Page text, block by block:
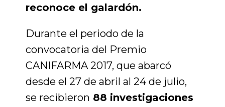
reconoce el galardón.
Durante el periodo de la
convocatoria del Premio
CANIFARMA 2017, que abarcó
desde el 27 de abril al 24 de julio,
se recibieron 88 investigaciones